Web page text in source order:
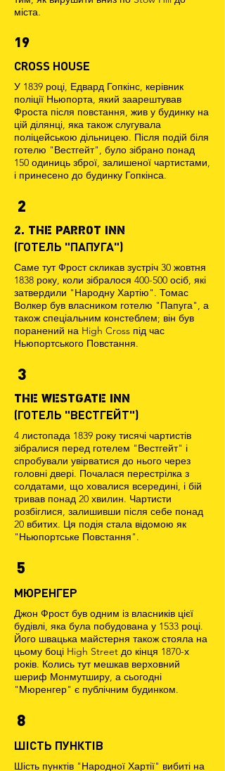
міста.
19
CROSS HOUSE
У 1839 році, Едвард Гопкінс, керівник
поліції Ньюпорта, який заарештував
Фроста після повстання, жив у будинку на
цій ділянці, яка також слугувала
поліцейською дільницею. Після подій біля
готелю "Вестгейт", було зібрано понад
150 одиниць зброї, залишеної чартистами,
і принесено до будинку Гопкінса.
2
2. THE PARROT INN
(ГОТЕЛЬ "ПАПУГА")
Саме тут Фрост скликав зустріч 30 жовтня
1838 року, коли зібралося 400-500 осіб, які
затвердили "Народну Хартію". Томас
Волкер був власником готелю "Папуга", а
також спеціальним констеблем; він був
поранений на High Cross під час
Ньюпортського Повстання.
3
THE WESTGATE INN
(ГОТЕЛЬ "ВЕСТГЕЙТ")
4 листопада 1839 року тисячі чартистів
зібралися перед готелем "Вестгейт" і
спробували увірватися до нього через
головні двері. Почалася перестрілка з
солдатами, що ховалися всередині, і бій
тривав понад 20 хвилин. Чартисти
розбіглися, залишивши після себе понад
20 вбитих. Ця подія стала відомою як
"Ньюпортське Повстання".
5
МЮРЕНГЕР
Джон Фрост був одним із власників цієї
будівлі, яка була побудована у 1533 році.
Його швацька майстерня також стояла на
цьому боці High Street до кінця 1870-х
років. Колись тут мешкав верховний
шериф Монмутширу, а сьогодні
"Мюренгер" є публічним будинком.
8
ШІСТЬ ПУНКТІВ
Шість пунктів "Народної Хартії" вибиті на